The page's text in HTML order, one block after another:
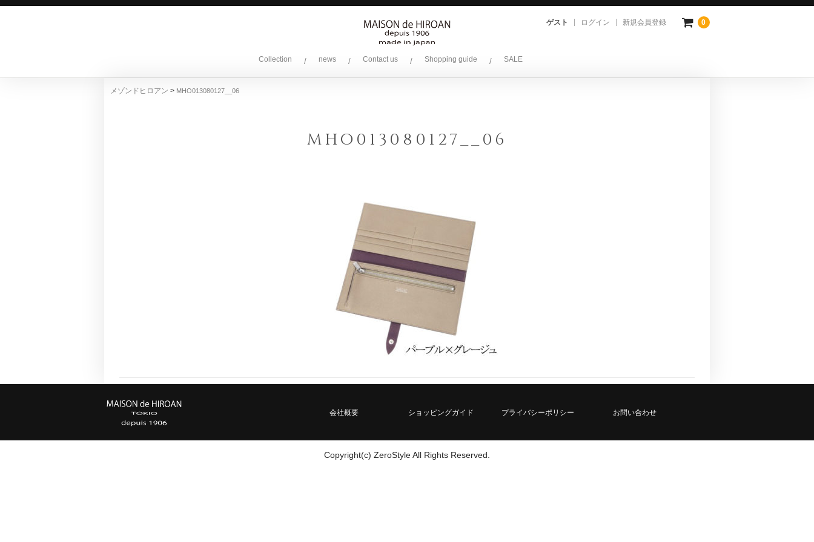
ゲスト ログイン 新規会員登録 0
Collection / news / Contact us / Shopping guide / SALE
メゾンドヒロアン > MHO013080127__06
MHO013080127__06
会社概要 ショッピングガイド プライバシーポリシー お問い合わせ
Copyright(c) ZeroStyle All Rights Reserved.